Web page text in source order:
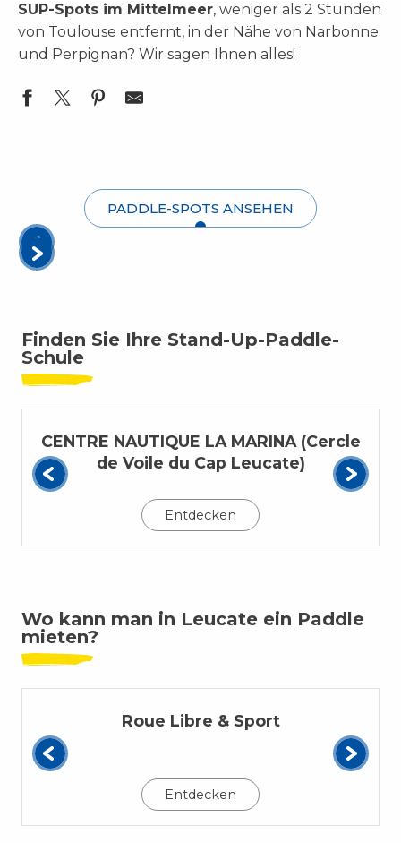
SUP-Spots im Mittelmeer, weniger als 2 Stunden
von Toulouse entfernt, in der Nähe von Narbonne
und Perpignan? Wir sagen Ihnen alles!
PADDLE-SPOTS ANSEHEN
Finden Sie Ihre Stand-Up-Paddle-
Schule
CENTRE NAUTIQUE LA MARINA (Cercle
de Voile du Cap Leucate)
Entdecken
Wo kann man in Leucate ein Paddle
mieten?
Roue Libre & Sport
Entdecken